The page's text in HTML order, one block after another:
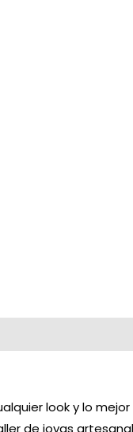
look y lo
de joyas